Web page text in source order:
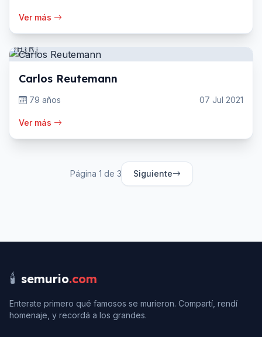
Ver más
🇦🇷
Carlos Reutemann
79 años 07 Jul 2021
Ver más
Página 1 de 3 Siguiente
🕯️ semurio.com
Enterate primero qué famosos se murieron. Compartí, rendí
homenaje, y recordá a los grandes.